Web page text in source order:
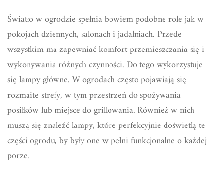
Światło w ogrodzie spełnia bowiem podobne role jak w
pokojach dziennych, salonach i jadalniach. Przede
wszystkim ma zapewniać komfort przemieszczania się i
wykonywania różnych czynności. Do tego wykorzystuje
się lampy główne. W ogrodach często pojawiają się
rozmaite strefy, w tym przestrzeń do spożywania
posiłków lub miejsce do grillowania. Również w nich
muszą się znaleźć lampy, które perfekcyjnie doświetlą te
części ogrodu, by były one w pełni funkcjonalne o każdej
porze.